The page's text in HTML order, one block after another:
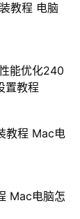
教程 电脑
能优化240
置教程
教程 Mac电
Mac电脑怎